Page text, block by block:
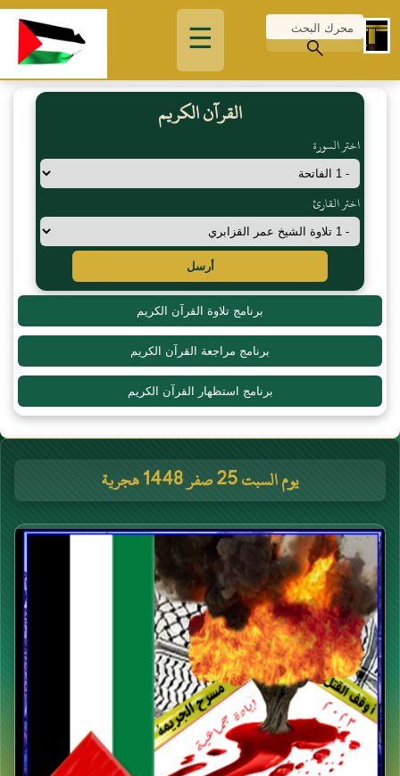
☰
القرآن الكريم
اختر السورة
اختر القارئ
أرسل
برنامج تلاوة القرآن الكريم
برنامج مراجعة القرآن الكريم
برنامج استظهار القرآن الكريم
يوم السبت 25 صفر 1448 هجرية